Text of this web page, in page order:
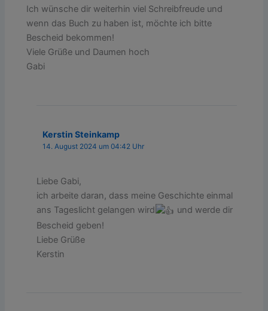
Ich wünsche dir weiterhin viel Schreibfreude und
wenn das Buch zu haben ist, möchte ich bitte
Bescheid bekommen!
Viele Grüße und Daumen hoch
Gabi
Kerstin Steinkamp
14. August 2024 um 04:42 Uhr
Liebe Gabi,
ich arbeite daran, dass meine Geschichte einmal
ans Tageslicht gelangen wird
und werde dir
Bescheid geben!
Liebe Grüße
Kerstin